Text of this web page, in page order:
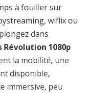
à fouiller sur
wiflix ou
dans
Révolution 1080p
la mobilité, une
disponible,
immersive, peu